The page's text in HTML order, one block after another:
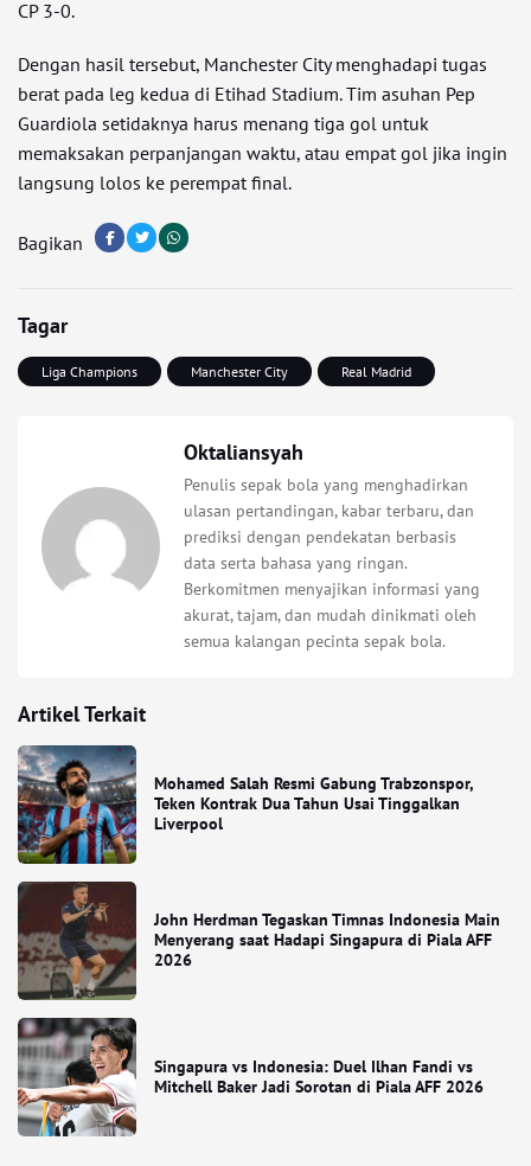
CP 3-0.
Dengan hasil tersebut, Manchester City menghadapi tugas
berat pada leg kedua di Etihad Stadium. Tim asuhan Pep
Guardiola setidaknya harus menang tiga gol untuk
memaksakan perpanjangan waktu, atau empat gol jika ingin
langsung lolos ke perempat final.
Bagikan
Tagar
Liga Champions Manchester City Real Madrid
Oktaliansyah
Penulis sepak bola yang menghadirkan
ulasan pertandingan, kabar terbaru, dan
prediksi dengan pendekatan berbasis
data serta bahasa yang ringan.
Berkomitmen menyajikan informasi yang
akurat, tajam, dan mudah dinikmati oleh
semua kalangan pecinta sepak bola.
Artikel Terkait
Mohamed Salah Resmi Gabung Trabzonspor,
Teken Kontrak Dua Tahun Usai Tinggalkan
Liverpool
John Herdman Tegaskan Timnas Indonesia Main
Menyerang saat Hadapi Singapura di Piala AFF
2026
Singapura vs Indonesia: Duel Ilhan Fandi vs
Mitchell Baker Jadi Sorotan di Piala AFF 2026